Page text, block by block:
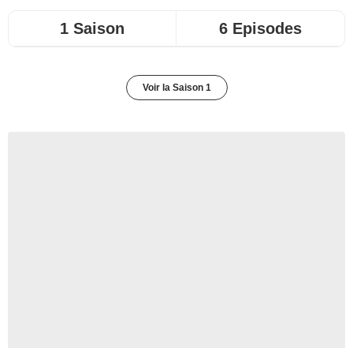
1 Saison 6 Episodes
Voir la Saison 1